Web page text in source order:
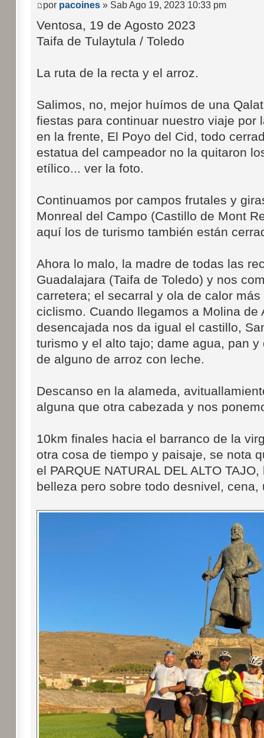
por pacoines» Sab Ago 19, 2023 10:33 pm
Ventosa, 19 de Agosto 2023
Taifa de Tulaytula / Toledo
La ruta de la recta y el arroz.
Salimos, no, mejor huímos de una
fiestas para continuar nuestro viaje por
en la frente, El Poyo del Cid, todo
estatua del campeador no la quitaron
etílico... ver la foto.
Continuamos por campos frutales y
Monreal del Campo (Castillo de Mont
aquí los de turismo también están
Ahora lo malo, la madre de todas las
Guadalajara (Taifa de Toledo) y nos
carretera; el secarral y ola de calor
ciclismo. Cuando llegamos a Molina de
desencajada nos da igual el castillo,
turismo y el alto tajo; dame agua, pan
de alguno de arroz con leche.
Descanso en la alameda,
alguna que otra cabezada y nos
10km finales hacia el barranco de la
otra cosa de tiempo y paisaje, se nota
el PARQUE NATURAL DEL ALTO
belleza pero sobre todo desnivel, cena,